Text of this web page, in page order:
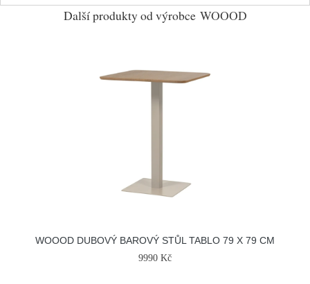
Další produkty od výrobce WOOOD
WOOOD DUBOVÝ BAROVÝ STŮL TABLO 79 X 79 CM
9990 Kč